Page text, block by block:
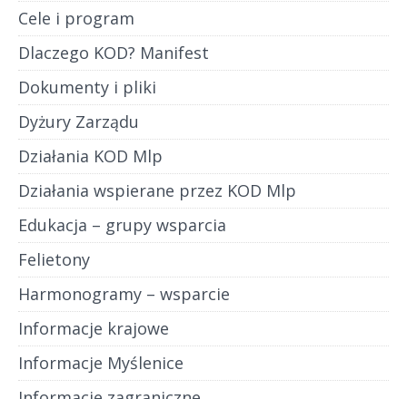
Cele i program
Dlaczego KOD? Manifest
Dokumenty i pliki
Dyżury Zarządu
Działania KOD Mlp
Działania wspierane przez KOD Mlp
Edukacja – grupy wsparcia
Felietony
Harmonogramy – wsparcie
Informacje krajowe
Informacje Myślenice